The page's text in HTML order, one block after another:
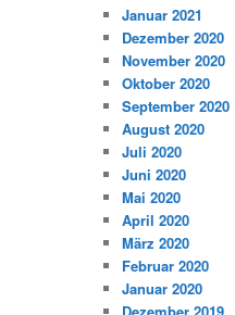
Januar 2021
Dezember 2020
November 2020
Oktober 2020
September 2020
August 2020
Juli 2020
Juni 2020
Mai 2020
April 2020
März 2020
Februar 2020
Januar 2020